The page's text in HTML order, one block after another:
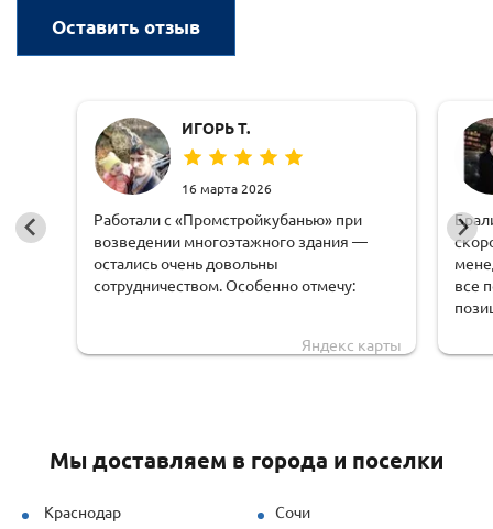
Оставить отзыв
ИГОРЬ Т.
16 марта 2026
Работали с «Промстройкубанью» при
возведении многоэтажного здания —
остались очень довольны
сотрудничеством. Особенно отмечу:
специалисты быстро рассчитывали
Яндекс карты
все
Мы доставляем в города и поселки
Краснодар Сочи